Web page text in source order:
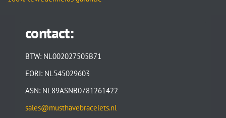
contact:
BTW: NL002027505B71
EORI: NL545029603
ASN: NL89ASNB0781261422
sales@musthavebracelets.nl